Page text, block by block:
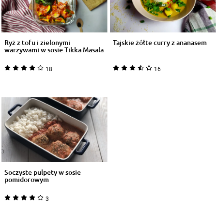
Ryż z tofu i zielonymi
warzywami w sosie Tikka Masala
18
Tajskie żółte curry z ananasem
16
Soczyste pulpety w sosie
pomidorowym
3